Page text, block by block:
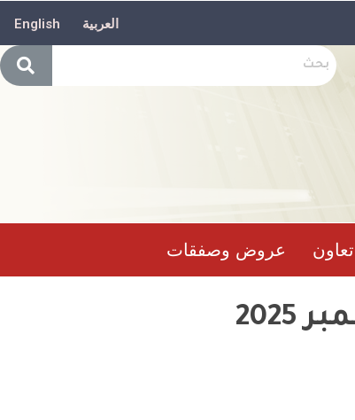
العربية English
تعاون عروض وصفقات
حصيلة تدخل وحدات الحماية المدنيةما بين02 إلى03نوفمبر 2025